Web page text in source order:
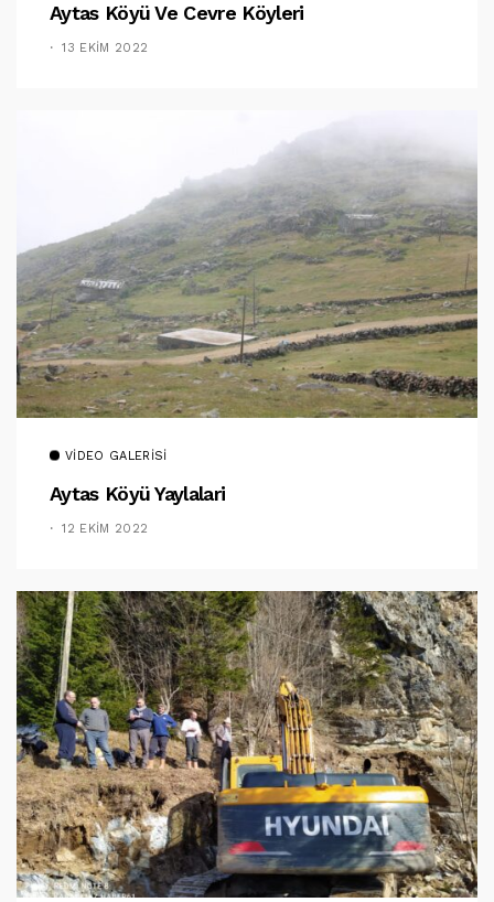
Aytas Köyü Ve Cevre Köyleri
13 EKIM 2022
VIDEO GALERISI
Aytas Köyü Yaylalari
12 EKIM 2022